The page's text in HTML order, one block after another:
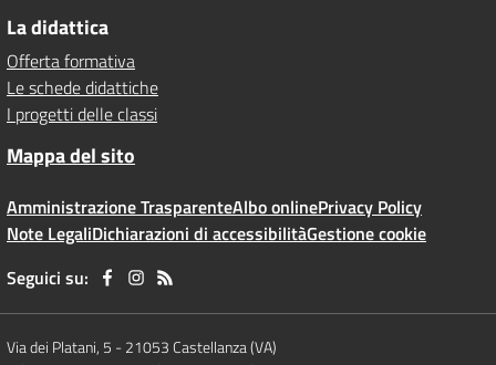
La didattica
Offerta formativa
Le schede didattiche
I progetti delle classi
Mappa del sito
Amministrazione TrasparenteAlbo onlinePrivacy Policy
Note LegaliDichiarazioni di accessibilitàGestione cookie
Seguici su:
Via dei Platani, 5 -21053 Castellanza (VA)